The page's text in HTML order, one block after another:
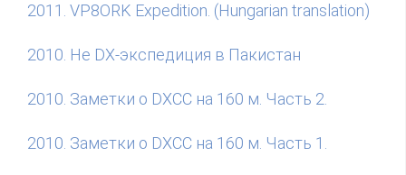
2011. VP8ORK Expedition. (Hungarian translation)
2010. Не DX-экспедиция в Пакистан
2010. Заметки о DXCC на 160 м. Часть 2.
2010. Заметки о DXCC на 160 м. Часть 1.